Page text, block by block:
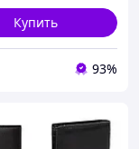
Купить
93%